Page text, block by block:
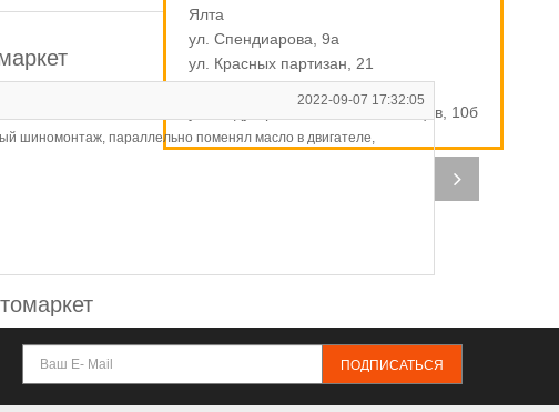
2022-09-07 17:32:05
шиномонтаж, параллельно поменял масло в двигателе,
Ялта
ул. Спендиарова, 9а
ул. Красных партизан, 21
Севастополь
ул. Индустриальная / Стахановцев, 10б
ПОДПИСАТЬСЯ